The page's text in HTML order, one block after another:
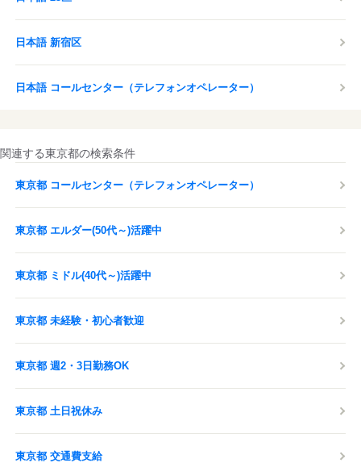
日本語 新宿区
日本語 コールセンター（テレフォンオペレーター）
関連する東京都の検索条件
東京都 コールセンター（テレフォンオペレーター）
東京都 エルダー(50代～)活躍中
東京都 ミドル(40代～)活躍中
東京都 未経験・初心者歓迎
東京都 週2・3日勤務OK
東京都 土日祝休み
東京都 交通費支給